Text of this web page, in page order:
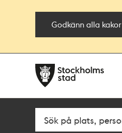
Godkänn alla kakor
navigationen
huvudinnehållet
SökFritextsök